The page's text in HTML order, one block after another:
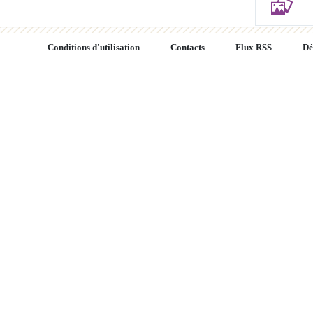
Conditions d'utilisation Contacts Flux RSS